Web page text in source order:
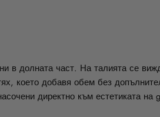
долната част. На талията се
което добавя обем без
директно към естетиката на